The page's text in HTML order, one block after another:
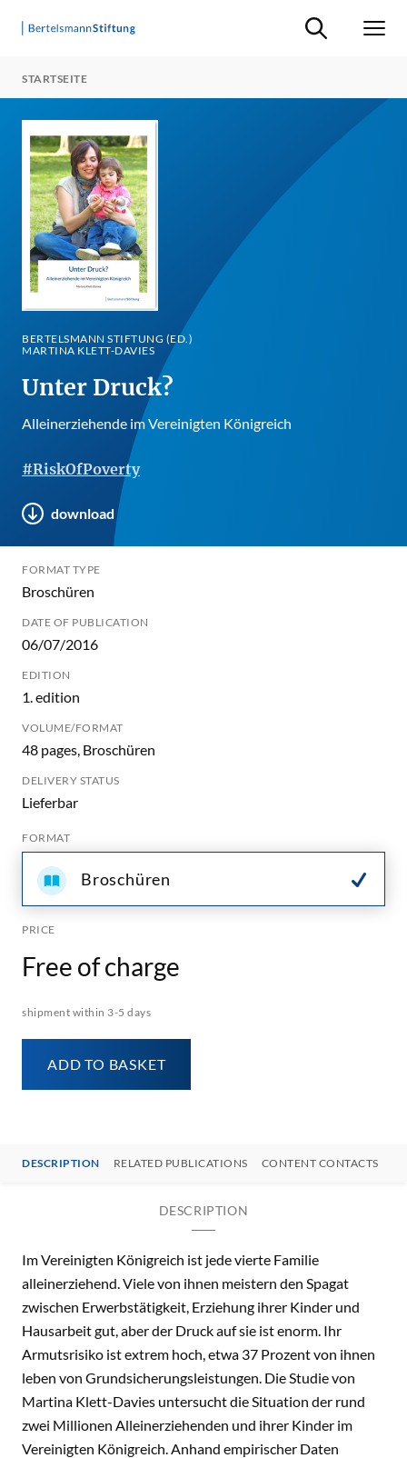
Suche ein-/
STARTSEITE
BERTELSMANN STIFTUNG (ED.)
MARTINA KLETT-DAVIES
Unter Druck?
Alleinerziehende im Vereinigten Königreich
#RiskOfPoverty
download
FORMAT TYPE
Broschüren
DATE OF PUBLICATION
06/07/2016
EDITION
1. edition
VOLUME/FORMAT
48 pages, Broschüren
DELIVERY STATUS
Lieferbar
FORMAT
Broschüren
PRICE
Free of charge
shipment within 3-5 days
ADD TO BASKET
DESCRIPTION RELATED PUBLICATIONS CONTENT CONTACTS
DESCRIPTION
Im Vereinigten Königreich ist jede vierte Familie
alleinerziehend. Viele von ihnen meistern den Spagat
zwischen Erwerbstätigkeit, Erziehung ihrer Kinder und
Hausarbeit gut, aber der Druck auf sie ist enorm. Ihr
Armutsrisiko ist extrem hoch, etwa 37 Prozent von ihnen
leben von Grundsicherungsleistungen. Die Studie von
Martina Klett-Davies untersucht die Situation der rund
zwei Millionen Alleinerziehenden und ihrer Kinder im
Vereinigten Königreich. Anhand empirischer Daten